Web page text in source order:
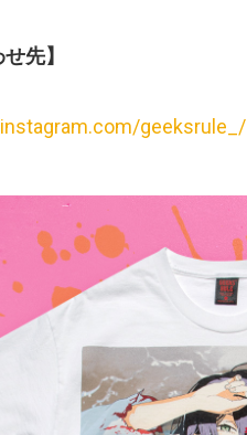
先】
geeksrule_/